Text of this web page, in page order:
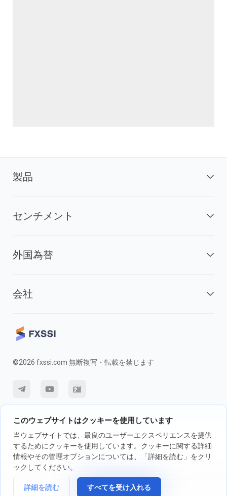
このウェブサイトはクッキーを使用しています
当ウェブサイトでは、最良のユーザーエクスペリエンスを提供
するためにクッキーを使用しています。クッキーに関する詳細
情報やその管理オプションについては、「詳細を読む」をクリ
ックしてください。
詳細を読む すべてを受け入れる
製品
センチメント
外国為替
会社
©2026 fxssi.com 無断複写・転載を禁じます
利用規約 プライバシーポリシー
リスク開示
クッキーポリシー
FXSSI LTDが運営するウェブサイト登録番号：13534801（イングラン
取引の前に、独立投資アドバイザーに相談し、取引に伴うリスクについて